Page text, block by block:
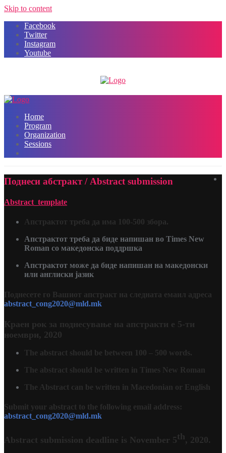
Skip to content
Facebook
Twitter
Instagram
Youtube
Home
Program
Organization
Sessions
Поднеси абстракт / Abstract submission
Abstract_template
Апстрактот треба да има 100-500 збора.
Апстрактот треба да биде напишан во Times New
Roman со македонска поддршка
Апстрактот може да биде напишан на македонски
или англиски јазик
Поднесете го Вашиот апстракт на следната емаил адреса
abstract_cong2020@mld.mk
Краен рок за поднесување на апстракти е 5-ти
ноември, 2020
The abstract should be between 100 – 500 words.
The abstract should be written in Times New Roman
The Abstract can be written in Macedonian or English
Submit your abstract to the following email address:
abstract_cong2020@mld.mk
Abstract submission deadline is November 5th, 2020.